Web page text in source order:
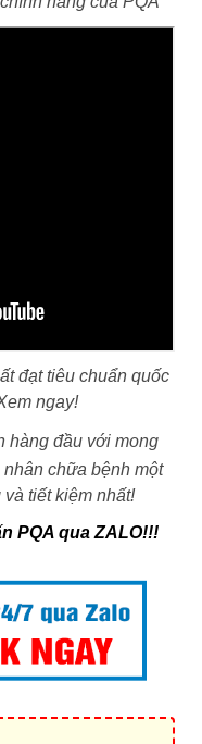
đạt tiêu chuẩn quốc
ngay!
hàng đầu với mong
chữa bệnh một
tiết kiệm nhất!
PQA qua ZALO!!!